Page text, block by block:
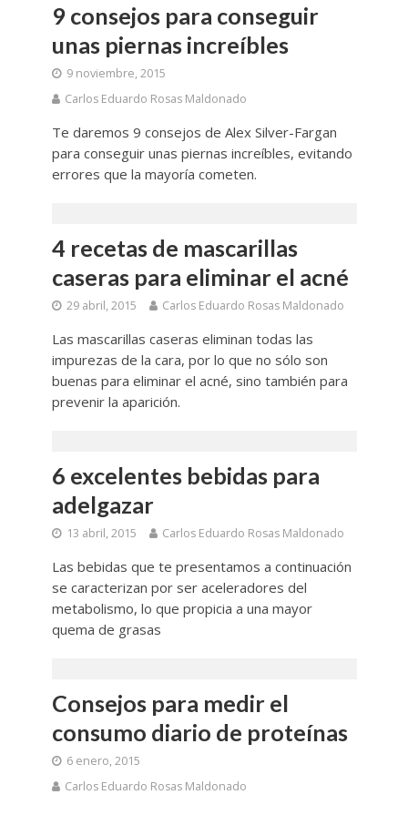
9 consejos para conseguir
unas piernas increíbles
9 noviembre, 2015
Carlos Eduardo Rosas Maldonado
Te daremos 9 consejos de Alex Silver-Fargan
para conseguir unas piernas increíbles, evitando
errores que la mayoría cometen.
4 recetas de mascarillas
caseras para eliminar el acné
29 abril, 2015 Carlos Eduardo Rosas Maldonado
Las mascarillas caseras eliminan todas las
impurezas de la cara, por lo que no sólo son
buenas para eliminar el acné, sino también para
prevenir la aparición.
6 excelentes bebidas para
adelgazar
13 abril, 2015 Carlos Eduardo Rosas Maldonado
Las bebidas que te presentamos a continuación
se caracterizan por ser aceleradores del
metabolismo, lo que propicia a una mayor
quema de grasas
Consejos para medir el
consumo diario de proteínas
6 enero, 2015
Carlos Eduardo Rosas Maldonado